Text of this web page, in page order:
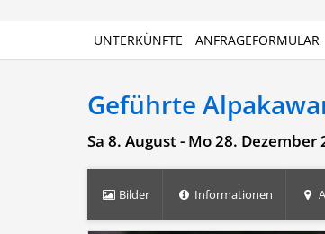
UNTERKÜNFTE ANFRAGEFORMULAR
Geführte
Sa 8. August - Mo 28. Dezember
Bilder Informationen